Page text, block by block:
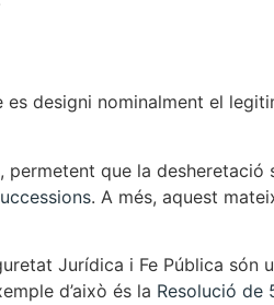
designi nominalment el
que la desheretació
. A més, aquest
Jurídica i Fe Pública són
d’això és la Resolució de